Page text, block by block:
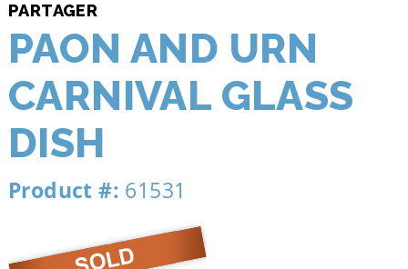
PARTAGER
PAON AND URN
CARNIVAL GLASS
DISH
Product #: 61531